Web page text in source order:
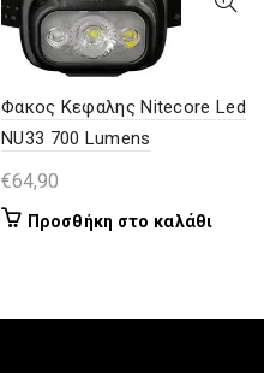
Φακος Κεφαλης Nitecore Led
NU33 700 Lumens
€64,90
Προσθήκη στο καλάθι